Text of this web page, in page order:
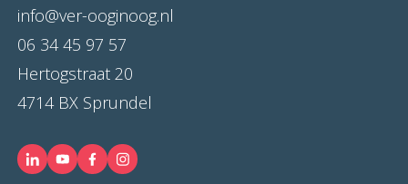
info@ver-ooginoog.nl
06 34 45 97 57
Hertogstraat 20
4714 BX Sprundel